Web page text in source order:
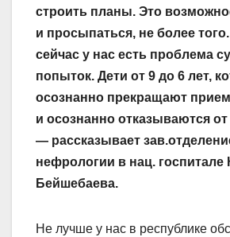
строить планы. Это
и просыпаться, не более
сейчас у нас есть проблема
попыток. Дети от 9 до 6 лет,
осознанно прекращают
и осознанно отказываются
— рассказывает
нефрологии в нац. госпитале
Бейшебаева.
Не лучше у нас в республике